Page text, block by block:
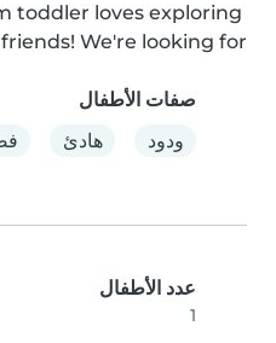
toddler loves exploring
We're looking for
صفات الأطفال
ودود
هادئ
عدد الأطفال
1